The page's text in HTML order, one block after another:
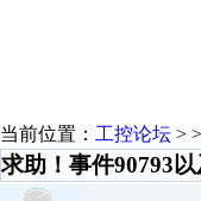
当前位置： 工控论坛 > >
求助！事件90793